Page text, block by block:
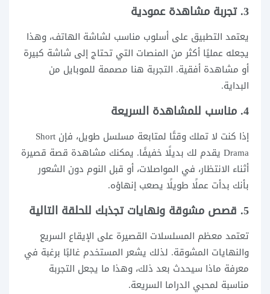
3. تجربة مشاهدة عمودية
يعتمد التطبيق على أسلوب مناسب لشاشة الهاتف، وهذا
يجعله عمليًا أكثر من المنصات التي تحتاج إلى شاشة كبيرة
أو مشاهدة أفقية. التجربة هنا مصممة للموبايل من
البداية.
4. مناسب للمشاهدة السريعة
إذا كنت لا تملك وقتًا لمتابعة مسلسل طويل، فإن Short
Drama يقدم لك بديلًا خفيفًا. يمكنك مشاهدة قصة قصيرة
أثناء الانتظار، في المواصلات، أو قبل النوم دون الشعور
بأنك بدأت عملًا طويلًا يصعب إنهاؤه.
5. قصص مشوقة ونهايات تجذبك للحلقة التالية
تعتمد معظم المسلسلات القصيرة على الإيقاع السريع
والنهايات المشوقة. لذلك يشعر المستخدم غالبًا برغبة في
معرفة ماذا سيحدث بعد ذلك، وهذا ما يجعل التجربة
مناسبة لمحبي الدراما السريعة.